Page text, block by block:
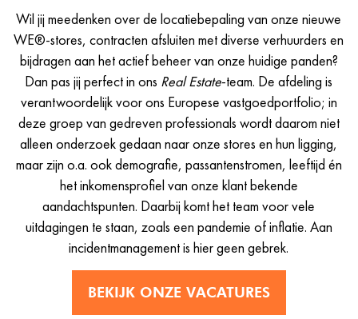
Wil jij meedenken over de locatiebepaling van onze nieuwe
WE®-stores, contracten afsluiten met diverse verhuurders en
bijdragen aan het actief beheer van onze huidige panden?
Dan pas jij perfect in ons Real Estate-team. De afdeling is
verantwoordelijk voor ons Europese vastgoedportfolio; in
deze groep van gedreven professionals wordt daarom niet
alleen onderzoek gedaan naar onze stores en hun ligging,
maar zijn o.a. ook demografie, passantenstromen, leeftijd én
het inkomensprofiel van onze klant bekende
aandachtspunten. Daarbij komt het team voor vele
uitdagingen te staan, zoals een pandemie of inflatie. Aan
incidentmanagement is hier geen gebrek.
BEKIJK ONZE VACATURES